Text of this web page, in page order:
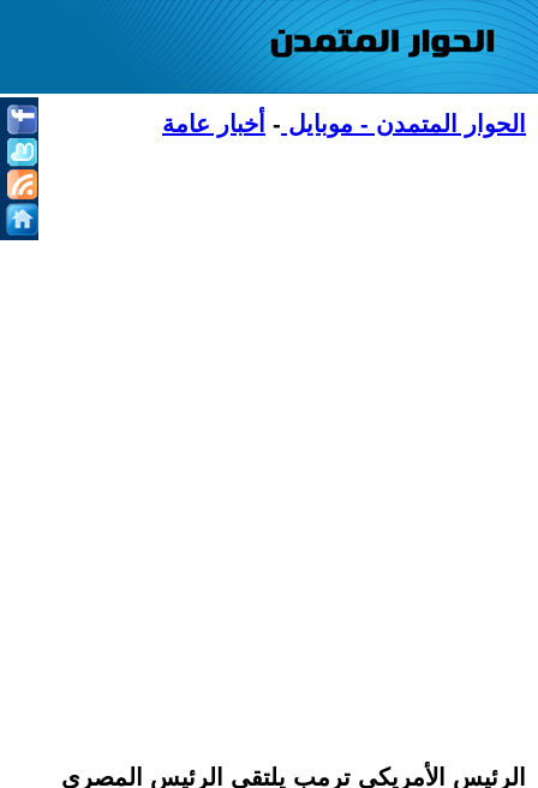
الحوار المتمدن - موبايل - أخبار عامة
الرئيس الأمريكي ترمب يلتقي الرئيس المصري